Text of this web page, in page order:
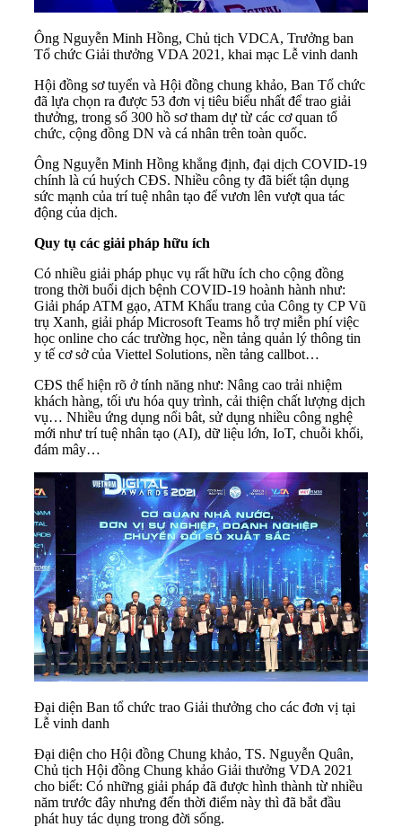
Ông Nguyễn Minh Hồng, Chủ tịch VDCA, Trưởng ban
Tổ chức Giải thưởng VDA 2021, khai mạc Lễ vinh danh
Hội đồng sơ tuyển và Hội đồng chung khảo, Ban Tổ chức
đã lựa chọn ra được 53 đơn vị tiêu biểu nhất để trao giải
thưởng, trong số 300 hồ sơ tham dự từ các cơ quan tổ
chức, cộng đồng DN và cá nhân trên toàn quốc.
Ông Nguyễn Minh Hồng khẳng định, đại dịch COVID-19
chính là cú huých CĐS. Nhiều công ty đã biết tận dụng
sức mạnh của trí tuệ nhân tạo để vươn lên vượt qua tác
động của dịch.
Quy tụ các giải pháp hữu ích
Có nhiều giải pháp phục vụ rất hữu ích cho cộng đồng
trong thời buổi dịch bệnh COVID-19 hoành hành như:
Giải pháp ATM gạo, ATM Khẩu trang của Công ty CP Vũ
trụ Xanh, giải pháp Microsoft Teams hỗ trợ miễn phí việc
học online cho các trường học, nền tảng quản lý thông tin
y tế cơ sở của Viettel Solutions, nền tảng callbot…
CĐS thể hiện rõ ở tính năng như: Nâng cao trải nhiệm
khách hàng, tối ưu hóa quy trình, cải thiện chất lượng dịch
vụ… Nhiều ứng dụng nổi bât, sử dụng nhiều công nghệ
mới như trí tuệ nhân tạo (AI), dữ liệu lớn, IoT, chuỗi khối,
đám mây…
Đại diện Ban tổ chức trao Giải thưởng cho các đơn vị tại
Lễ vinh danh
Đại diện cho Hội đồng Chung khảo, TS. Nguyễn Quân,
Chủ tịch Hội đồng Chung khảo Giải thưởng VDA 2021
cho biết: Có những giải pháp đã được hình thành từ nhiều
năm trước đây nhưng đến thời điểm này thì đã bắt đầu
phát huy tác dụng trong đời sống.